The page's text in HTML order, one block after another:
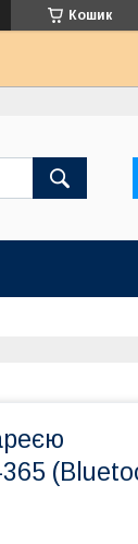
Кошик